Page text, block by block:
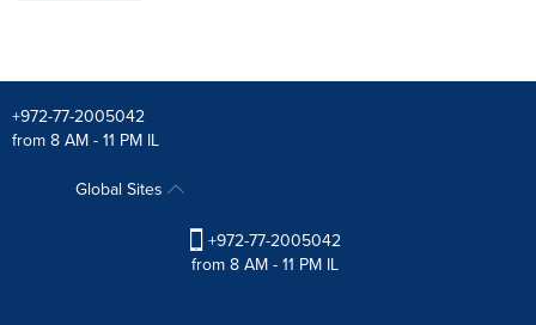
+972-77-2005042
from 8 AM - 11 PM IL
Global Sites
+972-77-2005042
from 8 AM - 11 PM IL